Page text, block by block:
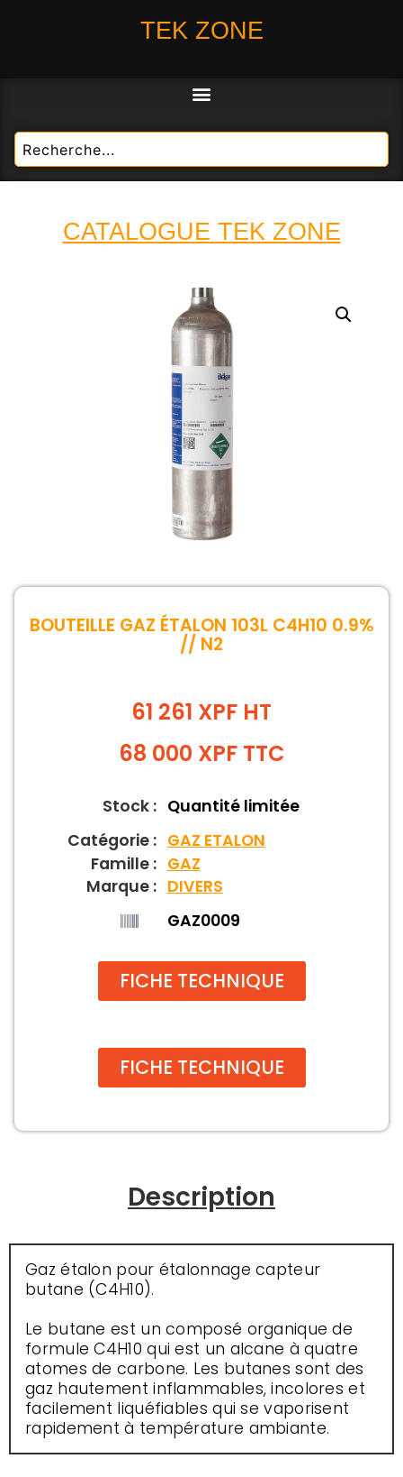
TEK ZONE
CATALOGUE TEK ZONE
BOUTEILLE GAZ ÉTALON 103L C4H10 0.9%
// N2
61 261 XPF HT
68 000 XPFTTC
Stock : Quantité limitée
Catégorie : GAZ ETALON
Famille : GAZ
Marque : DIVERS
GAZ0009
FICHE TECHNIQUE
FICHE TECHNIQUE
Description
Gaz étalon pour étalonnage capteur
butane (C4H10).
Le butane est un composé organique de
formule C4H10 qui est un alcane à quatre
atomes de carbone. Les butanes sont des
gaz hautement inflammables, incolores et
facilement liquéfiables qui se vaporisent
rapidement à température ambiante.